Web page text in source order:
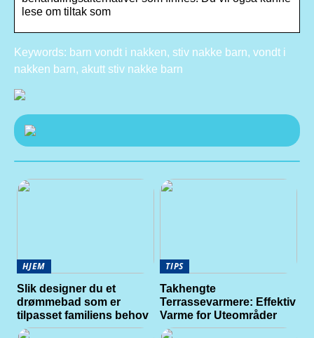
lese om tiltak som
Keywords: barn vondt i nakken, stiv nakke barn, vondt i
nakken barn, akutt stiv nakke barn
HJEM
Slik designer du et
drømmebad som er
tilpasset familiens behov
TIPS
Takhengte
Terrassevarmere: Effektiv
Varme for Uteområder